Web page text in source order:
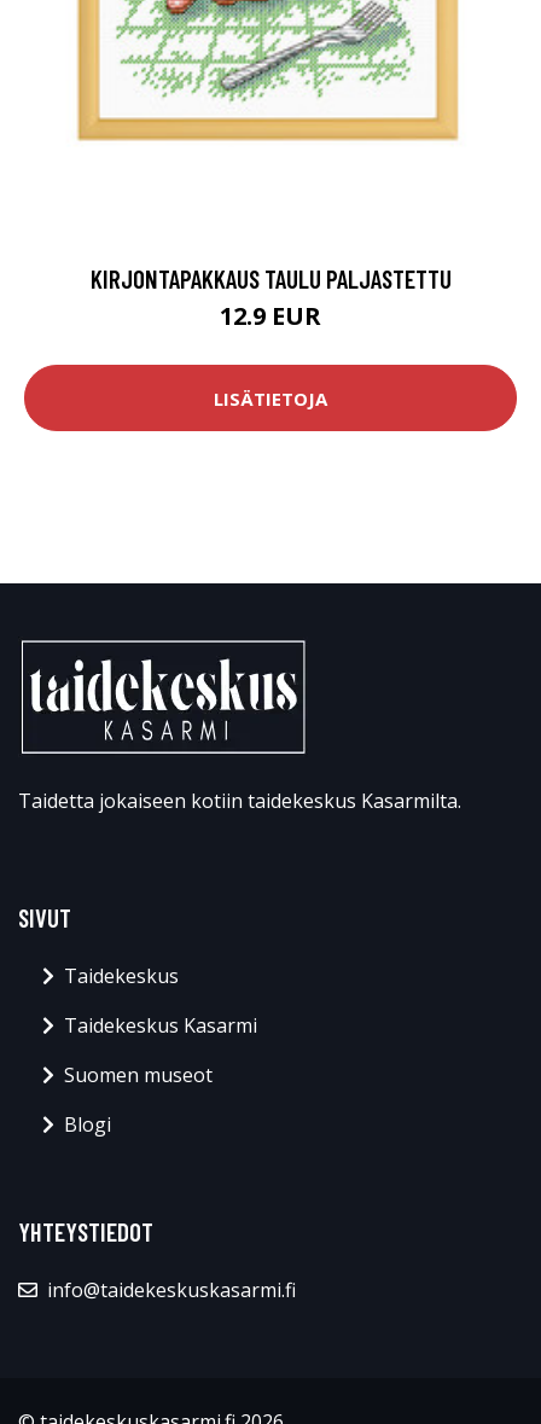
KIRJONTAPAKKAUS TAULU PALJASTETTU
12.9 EUR
LISÄTIETOJA
Taidetta jokaiseen kotiin taidekeskus Kasarmilta.
SIVUT
Taidekeskus
Taidekeskus Kasarmi
Suomen museot
Blogi
YHTEYSTIEDOT
info@taidekeskuskasarmi.fi